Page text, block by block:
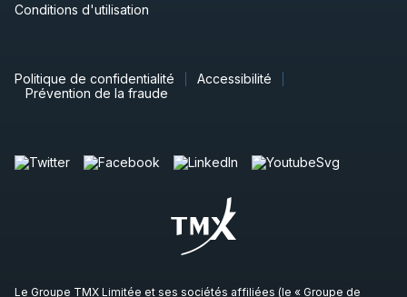
Conditions d'utilisation
Politique de confidentialité
Accessibilité
Prévention de la fraude
Le Groupe TMX Limitée et ses sociétés affiliées (le « Groupe de